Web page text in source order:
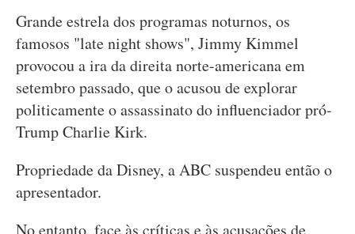
Grande estrela dos programas noturnos, os
famosos "late night shows", Jimmy Kimmel
provocou a ira da direita norte-americana em
setembro passado, que o acusou de explorar
politicamente o assassinato do influenciador pró-
Trump Charlie Kirk.
Propriedade da Disney, a ABC suspendeu então o
apresentador.
No entanto, face às críticas e às acusações de